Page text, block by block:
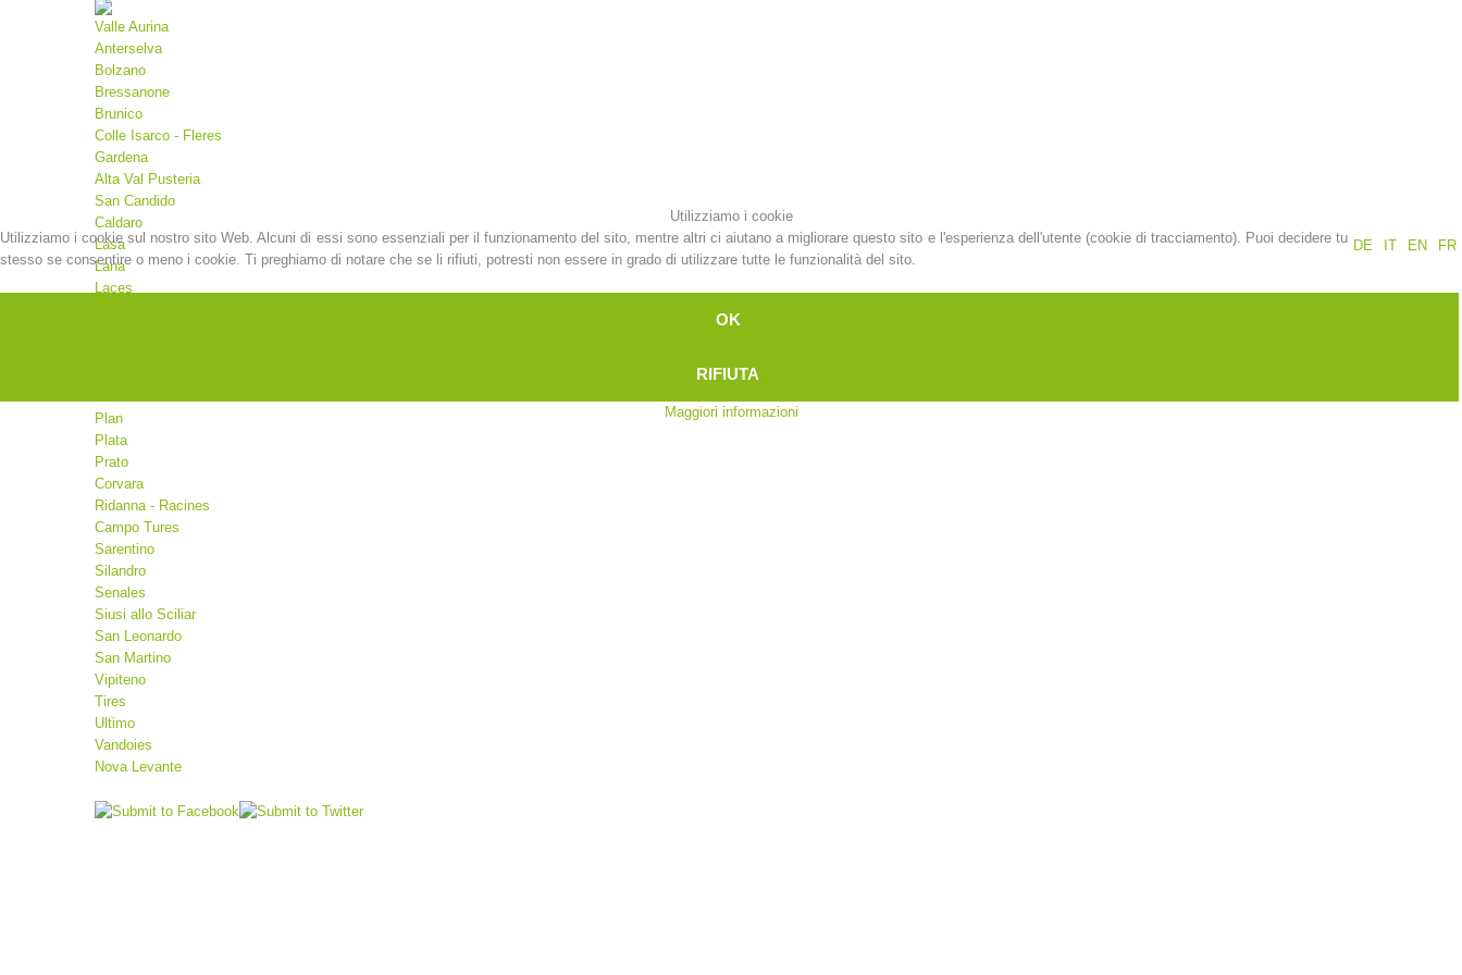
Richiesta di soccorso Interventi Contatti
piste
Valle Aurina
Anterselva
Bolzano
Bressanone
Brunico
Colle Isarco - Fleres
Gardena
Alta Val Pusteria
San Candido
Caldaro
Lasa
Lana
Laces
Plan
Plata
Prato
Corvara
Ridanna - Racines
Campo Tures
Sarentino
Silandro
Senales
Siusi allo Sciliar
San Leonardo
San Martino
Vipiteno
Tires
Ultimo
Vandoies
Nova Levante
Utilizziamo i cookie
DE
IT EN FR
Utilizziamo i cookie sul nostro sito Web. Alcuni di essi sono essenziali per il funzionamento del sito, mentre altri ci aiutano a migliorare questo sito e l'esperienza dell'utente (cookie di tracciamento). Puoi decidere tu
stesso se consentire o meno i cookie. Ti preghiamo di notare che se li rifiuti, potresti non essere in grado di utilizzare tutte le funzionalità del sito.
OK
RIFIUTA
Maggiori informazioni